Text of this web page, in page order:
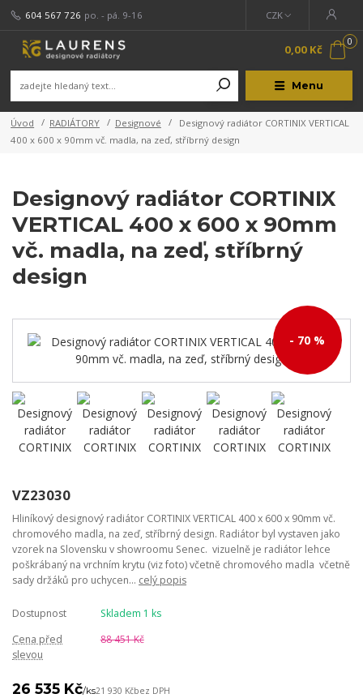
Menu
CZK
604 567 726 po. - pá. 9-16
0
0,00 Kč
Úvod RADIÁTORY Designové
Designový radiátor CORTINIX VERTICAL
400 x 600 x 90mm vč. madla, na zeď, stříbrný design
Designový radiátor CORTINIX
VERTICAL 400 x 600 x 90mm
vč. madla, na zeď, stříbrný
design
- 70 %
VZ23030
Hliníkový designový radiátor CORTINIX VERTICAL 400 x 600 x 90mm vč.
chromového madla, na zeď, stříbrný design. Radiátor byl vystaven jako
vzorek na Slovensku v showroomu Senec. vizuelně je radiátor lehce
poškrábaný na vrchním krytu (viz foto) včetně chromového madla včetně
sady držáků pro uchycen... celý popis
Dostupnost
Skladem 1 ks
Cena před
slevou
88 451 Kč
26 535 Kč/ks21 930 Kčbez DPH